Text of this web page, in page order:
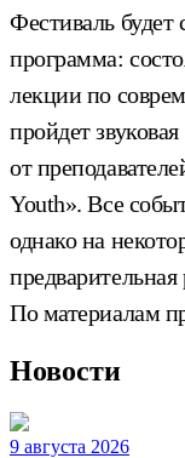
Фестиваль будет
программа:
лекции по
пройдет
от
Youth». Все
однако на
предварительная
По материалам
Новости
9 августа 2026